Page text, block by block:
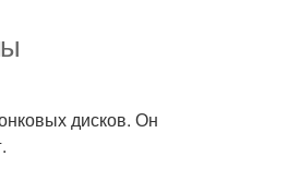
дисков. Он